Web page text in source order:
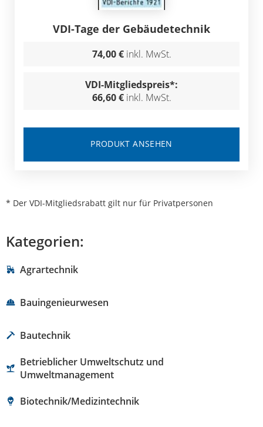
VDI-Tage der Gebäudetechnik
74,00 € inkl. MwSt.
VDI-Mitgliedspreis*:
66,60 € inkl. MwSt.
PRODUKT ANSEHEN
* Der VDI-Mitgliedsrabatt gilt nur für Privatpersonen
Kategorien:
Agrartechnik
Bauingenieurwesen
Bautechnik
Betrieblicher Umweltschutz und
Umweltmanagement
Biotechnik/Medizintechnik